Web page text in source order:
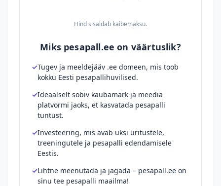
Hind sisaldab käibemaksu.
Miks pesapall.ee on väärtuslik?
Tugev ja meeldejääv .ee domeen, mis toob
kokku Eesti pesapallihuvilised.
Ideaalselt sobiv kaubamärk ja meedia
platvormi jaoks, et kasvatada pesapalli
tuntust.
Investeering, mis avab uksi üritustele,
treeningutele ja pesapalli edendamisele
Eestis.
Lihtne meenutada ja jagada – pesapall.ee on
sinu tee pesapalli maailma!